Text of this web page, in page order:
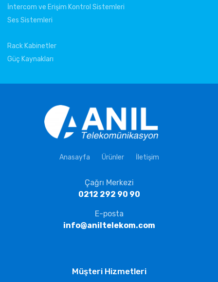
İntercom ve Erişim Kontrol Sistemleri
Ses Sistemleri
Rack Kabinetler
Güç Kaynakları
Anasayfa Ürünler İletişim
Çağrı Merkezi
0212 292 90 90
E-posta
info@aniltelekom.com
Müşteri Hizmetleri